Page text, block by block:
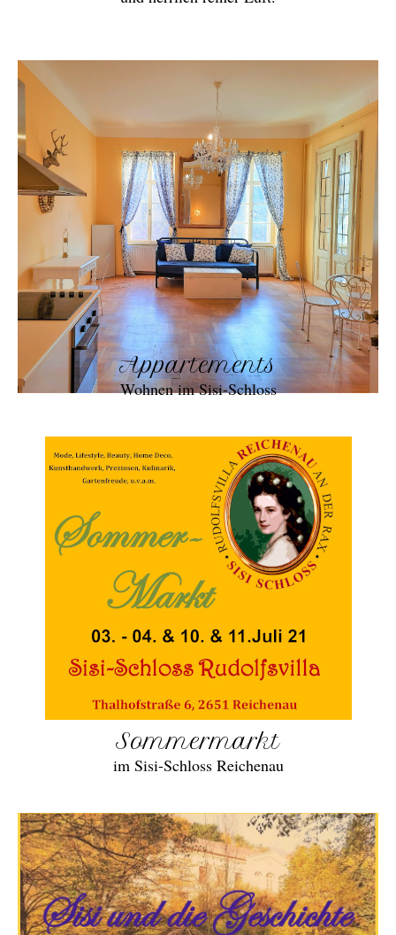
Appartements
Wohnen im Sisi-Schloss
Sommermarkt
im Sisi-Schloss Reichenau